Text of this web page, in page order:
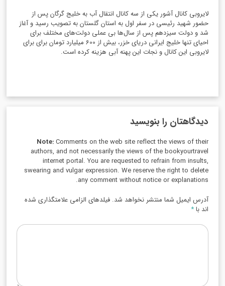
لایروبی کانال آشور یکی از سه کانال انتقال آب به خلیج گرگان پس از
حضور شهید رئیسی در سفر اول به استان گلستان به تصویب رسید و آغاز
شد و دولت سیزدهم پس از سال‌ها بی عملی دولت‌های مختلف برای
احیای تنها خلیج ایرانی دریای خزر، بیش از 600 میلیارد تومان برای برای
لایروبی این کانال و نجات این پهنه آبی هزینه کرده است.
دیدگاهتان را بنویسید
Note:Comments on the web site reflect the views of their
authors, and not necessarily the views of the bookyourtravel
internet portal. You are requested to refrain from insults,
swearing and vulgar expression. We reserve the right to delete
any comment without notice or explanations.
آدرس ایمیل شما منتشر نخواهد شد. فیلدهای الزامی علامتگذاری شده
اند با*